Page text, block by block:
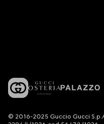
© 2016-2025 Guccio Gucci